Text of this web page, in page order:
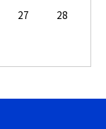
27
28